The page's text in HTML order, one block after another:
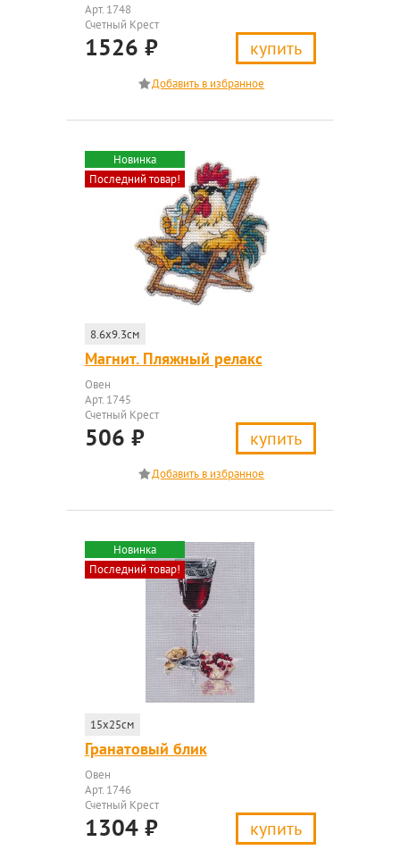
Арт. 1748
Счетный Крест
1526 ₽ купить
Новинка
Последний товар!
8.6x9.3см
Магнит. Пляжный релакс
Овен
Арт. 1745
Счетный Крест
506 ₽ купить
Новинка
Последний товар!
15x25см
Гранатовый блик
Овен
Арт. 1746
Счетный Крест
1304 ₽ купить